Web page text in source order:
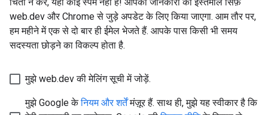
web.dev और Chrome से जुड़े अपडेट के लिए किया जाएगा. आम तौर पर,
हम महीने में एक से दो बार ही ईमेल भेजते हैं. आपके पास किसी भी समय
सदस्यता छोड़ने का विकल्प होता है.
मुझे web.dev की मेलिंग सूची में जोड़ें.
मुझे Google केनियम और शर्तेंमंज़ूर हैं. साथ ही, मुझे यह स्वीकार है कि